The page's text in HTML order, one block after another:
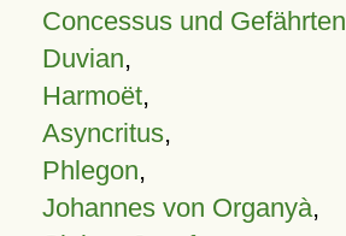
Concessus und Gefährten
Duvian,
Harmoët,
Asyncritus,
Phlegon,
Johannes von Organyà,